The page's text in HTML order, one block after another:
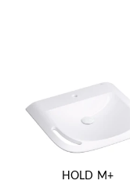
HOLD M+